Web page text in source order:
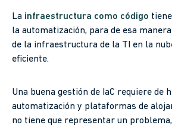
La infraestructura como código
la automatización, para de esa
de la infraestructura de la TI en la
eficiente.
Una buena gestión de IaC requiere de
automatización y plataformas de
no tiene que representar un